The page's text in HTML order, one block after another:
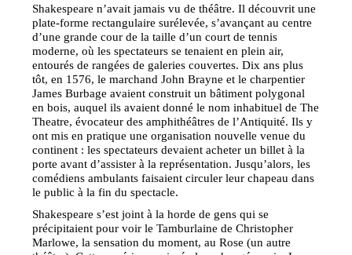
Shakespeare n’avait jamais vu de théâtre. Il découvrit une
plate-forme rectangulaire surélevée, s’avançant au centre
d’une grande cour de la taille d’un court de tennis
moderne, où les spectateurs se tenaient en plein air,
entourés de rangées de galeries couvertes. Dix ans plus
tôt, en 1576, le marchand John Brayne et le charpentier
James Burbage avaient construit un bâtiment polygonal
en bois, auquel ils avaient donné le nom inhabituel de The
Theatre, évocateur des amphithéâtres de l’Antiquité. Ils y
ont mis en pratique une organisation nouvelle venue du
continent : les spectateurs devaient acheter un billet à la
porte avant d’assister à la représentation. Jusqu’alors, les
comédiens ambulants faisaient circuler leur chapeau dans
le public à la fin du spectacle.
Shakespeare s’est joint à la horde de gens qui se
précipitaient pour voir le Tamburlaine de Christopher
Marlowe, la sensation du moment, au Rose (un autre